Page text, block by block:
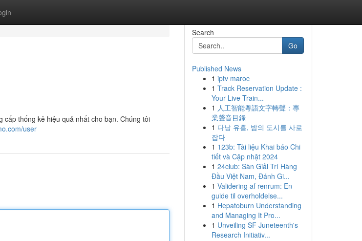
thống kê hiệu quả nhất cho bạn. Chúng tôi
user
Search
Go
Published News
1 iptv maroc
1 Track Reservation Update :
Your Live Train...
1 人工智能粵語文字轉聲：專
業聲音目錄
1 다낭 유흥, 밤의 도시를 사로
잡다
1 123b: Tài liệu Khai báo Chi
tiết và Cập nhật 2024
1 24club: Sàn Giải Trí Hàng
Đầu Việt Nam, Đánh Gi...
1 Validering af renrum: En
guide til overholdelse...
1 Hepatoburn Understanding
and Managing It Pro...
1 Unveiling SF Juneteenth's
Research Initiativ...